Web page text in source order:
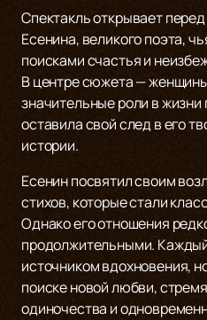
Спектакль открывает
Есенина, великого поэта,
поисками счастья и
В центре сюжета —
значительные роли в жизни
оставила свой след в его
истории.
Есенин посвятил своим
стихов, которые стали
Однако его отношения
продолжительными.
источником вдохновения,
поиске новой любви,
одиночества и